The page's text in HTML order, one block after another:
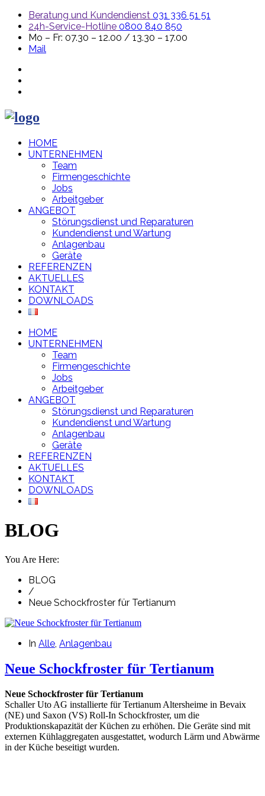
Beratung und Kundendienst 031 336 51 51
24h-Service-Hotline 0800 840 850
Mo – Fr: 07.30 – 12.00 / 13.30 – 17.00
Mail
HOME
UNTERNEHMEN
Team
Firmengeschichte
Jobs
Arbeitgeber
ANGEBOT
Störungsdienst und Reparaturen
Kundendienst und Wartung
Anlagenbau
Geräte
REFERENZEN
AKTUELLES
KONTAKT
DOWNLOADS
HOME
UNTERNEHMEN
Team
Firmengeschichte
Jobs
Arbeitgeber
ANGEBOT
Störungsdienst und Reparaturen
Kundendienst und Wartung
Anlagenbau
Geräte
REFERENZEN
AKTUELLES
KONTAKT
DOWNLOADS
BLOG
You Are Here:
BLOG
/
Neue Schockfroster für Tertianum
In Alle Anlagenbau
Neue Schockfroster für Tertianum
Neue Schockfroster für Tertianum
Schaller Uto AG installierte für Tertianum Altersheime in Bevaix
(NE) und Saxon (VS) Roll-In Schockfroster, um die
Produktionskapazität der Küchen zu erhöhen. Die Geräte sind mit
externen Kühlaggregaten ausgestattet, wodurch Lärm und Abwärme
in der Küche beseitigt wurden.